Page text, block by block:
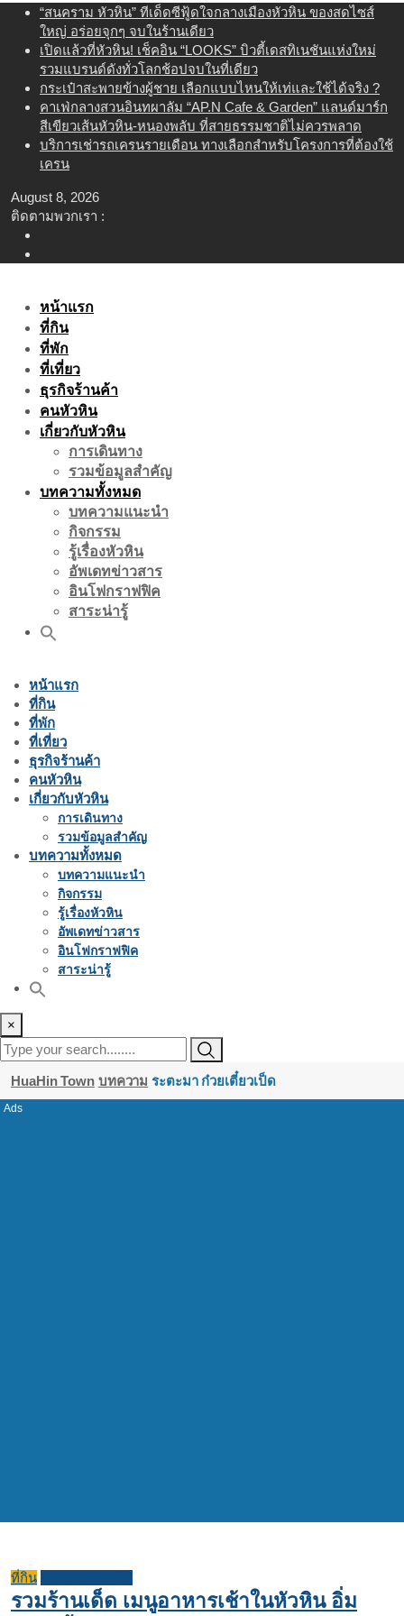
content
“สนคราม หัวหิน” ทีเด็ดซีฟู้ดใจกลางเมืองหัวหิน ของสดไซส์
ใหญ่ อร่อยจุกๆ จบในร้านเดียว
เปิดแล้วที่หัวหิน! เช็คอิน “LOOKS” บิวตี้เดสทิเนชันแห่งใหม่
รวมแบรนด์ดังทั่วโลกช้อปจบในที่เดียว
กระเป๋าสะพายข้างผู้ชาย เลือกแบบไหนให้เท่และใช้ได้จริง ?
คาเฟ่กลางสวนอินทผาลัม “AP.N Cafe & Garden” แลนด์มาร์ก
สีเขียวเส้นหัวหิน-หนองพลับ ที่สายธรรมชาติไม่ควรพลาด
บริการเช่ารถเครนรายเดือน ทางเลือกสำหรับโครงการที่ต้องใช้
เครน
August 8, 2026
ติดตามพวกเรา :
หน้าแรก
ที่กิน
ที่พัก
ที่เที่ยว
ธุรกิจร้านค้า
คนหัวหิน
เกี่ยวกับหัวหิน
การเดินทาง
รวมข้อมูลสำคัญ
บทความทั้งหมด
บทความแนะนำ
กิจกรรม
รู้เรื่องหัวหิน
อัพเดทข่าวสาร
อินโฟกราฟฟิค
สาระน่ารู้
หน้าแรก
ที่กิน
ที่พัก
ที่เที่ยว
ธุรกิจร้านค้า
คนหัวหิน
เกี่ยวกับหัวหิน
การเดินทาง
รวมข้อมูลสำคัญ
บทความทั้งหมด
บทความแนะนำ
กิจกรรม
รู้เรื่องหัวหิน
อัพเดทข่าวสาร
อินโฟกราฟฟิค
สาระน่ารู้
×
HuaHin Town บทความ ระตะมา ก๋วยเตี๋ยวเป็ด
ที่กิน
รวมร้านเด็ด เมนูอาหารเช้าในหัวหิน อิ่ม